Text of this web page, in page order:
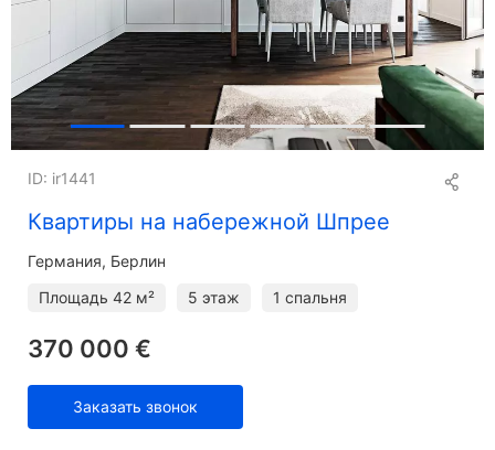
Квартиры на набережной Шпрее
ID: ir1441
Германия, Берлин
Площадь 42 м² 5 этаж 1 спальня
370 000 €
Заказать звонок